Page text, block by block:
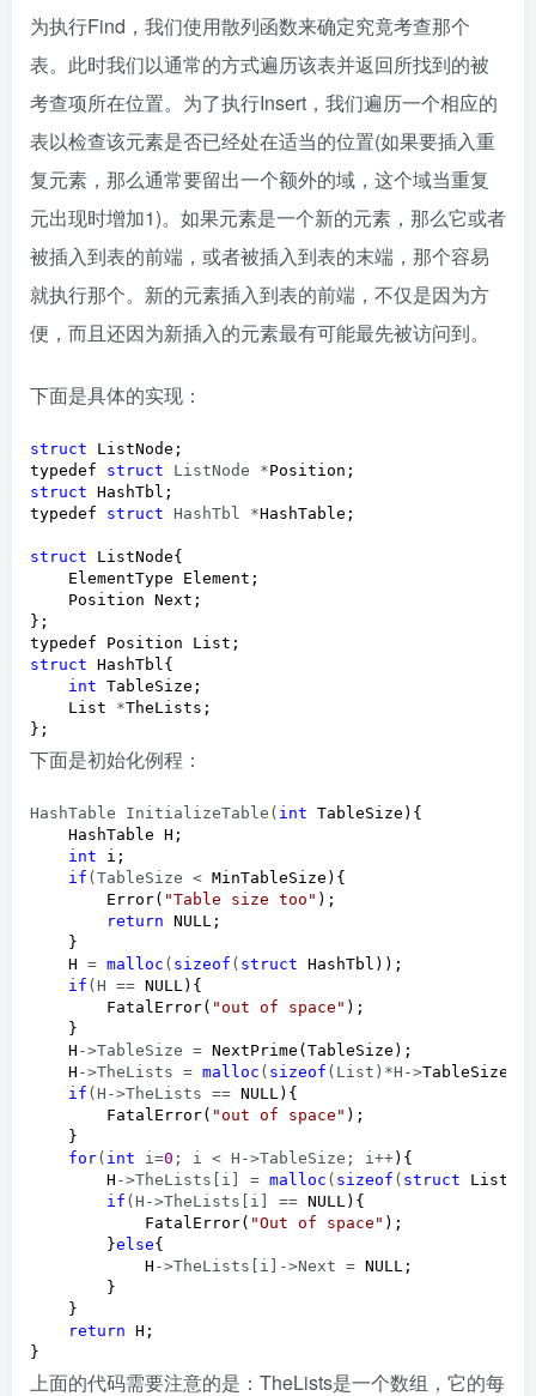
为执行Find，我们使用散列函数来确定究竟考查那个
表。此时我们以通常的方式遍历该表并返回所找到的被
考查项所在位置。为了执行Insert，我们遍历一个相应的
表以检查该元素是否已经处在适当的位置(如果要插入重
复元素，那么通常要留出一个额外的域，这个域当重复
元出现时增加1)。如果元素是一个新的元素，那么它或者
被插入到表的前端，或者被插入到表的末端，那个容易
就执行那个。新的元素插入到表的前端，不仅是因为方
便，而且还因为新插入的元素最有可能最先被访问到。
下面是具体的实现：
struct ListNode;
typedef struct ListNode *
struct HashTbl;
typedef struct HashTbl *HashTable;
struct ListNode{
    ElementType Element;
    Position Next;
};
struct HashTbl{
int TableSize;
    List
*TheLists;
};
下面是初始化例程：
HashTable InitializeTable( int TableSize){
    HashTable H;
int i;
if (TableSize < MinTableSize){
        Error(
"Table size too " );
return NULL;
    }
    H
= malloc ( sizeof ( struct HashTbl));
if (H == NULL){
        FatalError(
"out of space " );
    }
    H
->TableSize = NextPrime(TableSize);
    H
->TheLists = malloc ( sizeof (List)*H->TableSize);
if (H->TheLists == NULL){
        FatalError(
"out of space " );
    }
for( int i=0 ; i < H->TableSize; i++){
        H
->TheLists[i] = malloc ( sizeof ( struct
if (H->TheLists[i] == NULL){
            FatalError(
"Out of space " );
        }
else{
            H
->TheLists[i]->Next = NULL;
        }
    }
return H;
}
上面的代码需要注意的是：TheLists是一个数组，它的每